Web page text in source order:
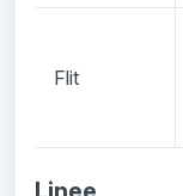
Flit